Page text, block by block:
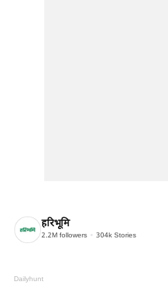
हरिभूमि
2.2M followers 304k Stories
Dailyhunt